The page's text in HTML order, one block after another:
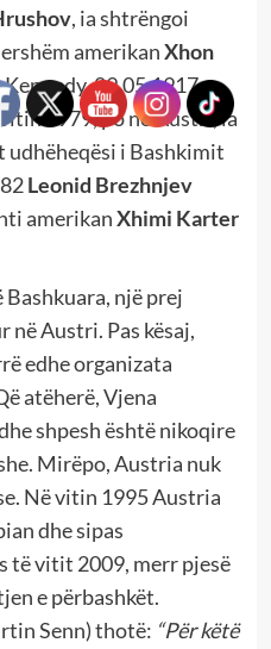
, ia shtrëngoi
amerikanXhon
29.05.1917 –
1979, po në Austri, ia
i Bashkimit
Leonid Brezhnjev
amerikanXhimi Karter
një prej
në Austri. Pas kësaj,
edhe organizata
atëherë, Vjena
shpesh është nikoqire
Mirëpo, Austria nuk
Në vitin 1995 Austria
dhe sipas
të vitit 2009, merr pjesë
e përbashkët.
Senn) thotë: “Për këtë